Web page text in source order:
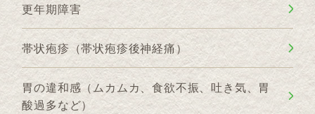
更年期障害
帯状疱疹（帯状疱疹後神経痛）
胃の違和感（ムカムカ、食欲不振、吐き気、胃
酸過多など）